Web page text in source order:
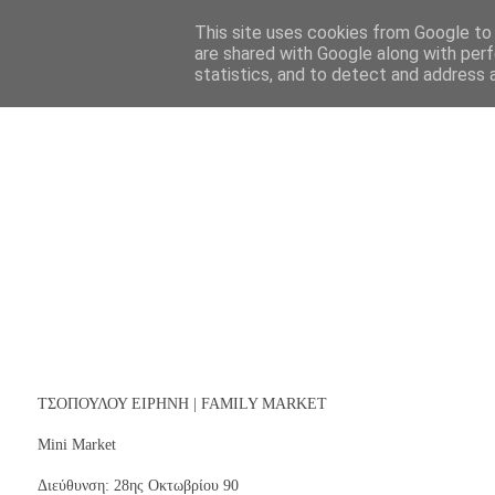
ΤΣΟΠΟΥΛΟΥ ΕΙΡΗΝΗ | FAMILY MARKET
Mini Market
Διεύθυνση: 28ης Οκτωβρίου 90
This site uses cookies from Google
are shared with Google along with
statistics, and to detect and address